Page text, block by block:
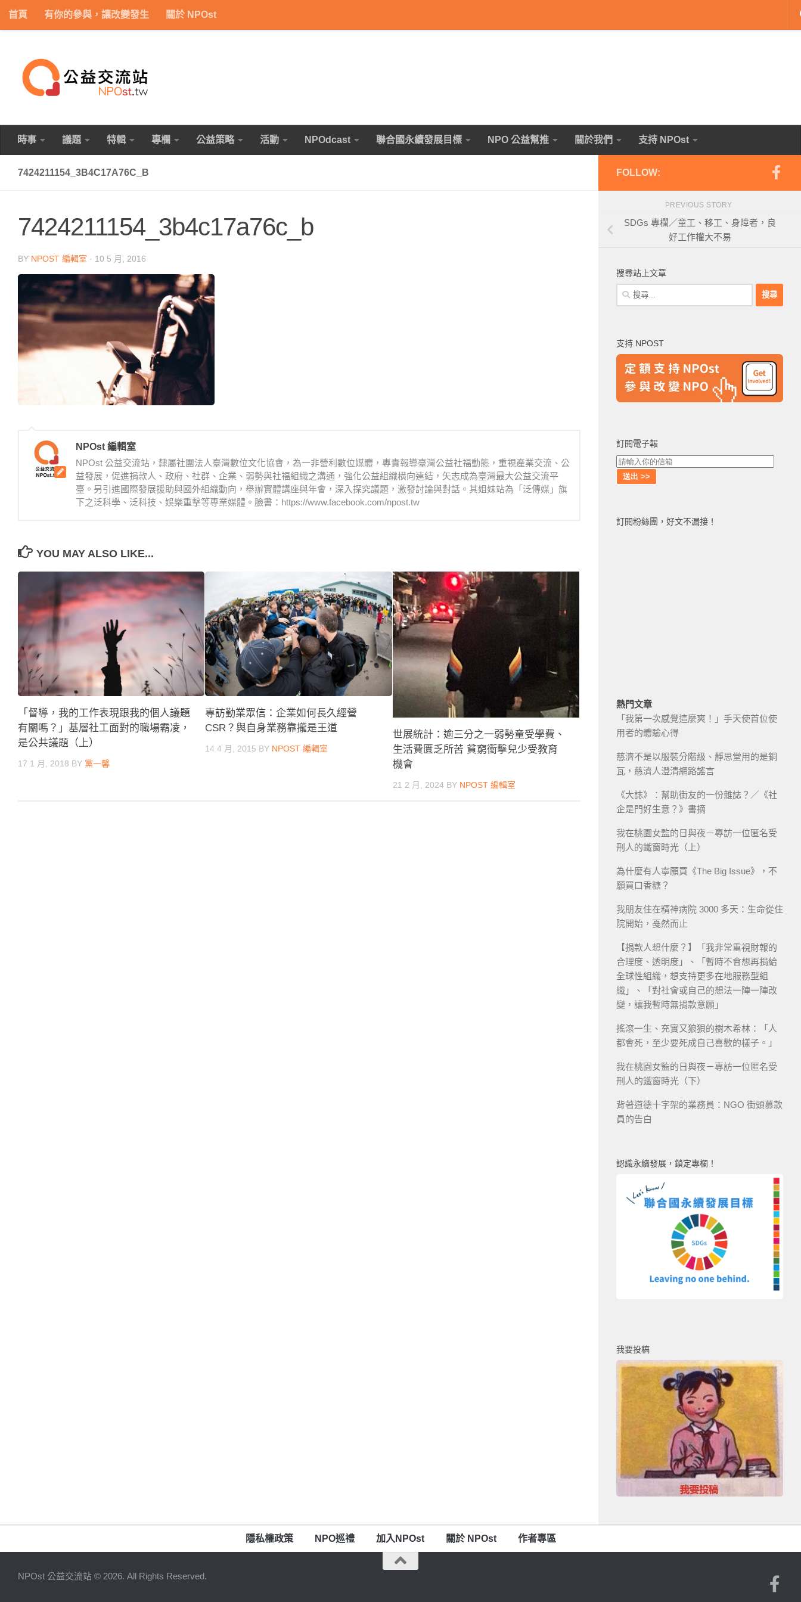
Skip to content
首頁 有你的參與，讓改變發生 關於 NPOst
時事 議題 特輯 專欄 公益策略 活動 NPOdcast 聯合國永續發展目標 NPO 公益幫推 關於我們 支持 NPOst
7424211154_3B4C17A76C_B
7424211154_3b4c17a76c_b
BY NPOST 編輯室 · 10 5 月, 2016
NPOst 編輯室
NPOst 公益交流站，隸屬社團法人臺灣數位文化協會，為一非營利數位媒體，專責報導臺灣公益社福動態，重視產業交流、公
益發展，促進捐款人、政府、社群、企業、弱勢與社福組織之溝通，強化公益組織橫向連結，矢志成為臺灣最大公益交流平
臺。另引進國際發展援助與國外組織動向，舉辦實體講座與年會，深入探究議題，激發討論與對話。其姐妹站為「泛傳媒」旗
下之泛科學、泛科技、娛樂重擊等專業媒體。臉書：https://www.facebook.com/npost.tw
YOU MAY ALSO LIKE...
「督導，我的工作表現跟我的個人議題
有關嗎？」基層社工面對的職場霸凌，
是公共議題（上）
17 1 月, 2018 BY 黨一馨
專訪勤業眾信：企業如何長久經營
CSR？與自身業務靠攏是王道
14 4 月, 2015 BY NPOST 編輯室
世展統計：逾三分之一弱勢童受學費、
生活費匱乏所苦 貧窮衝擊兒少受教育
機會
21 2 月, 2024BY NPOST 編輯室
FOLLOW:
PREVIOUS STORY
SDGs 專欄／童工、移工、身障者，良
好工作權大不易
搜尋站上文章
搜
尋
字:
支持 NPOST
訂閱電子報
訂閱粉絲團，好文不漏接！
熱門文章
「我第一次感覺這麼爽！」手天使首位使
用者的體驗心得
慈濟不是以服裝分階級、靜思堂用的是銅
瓦，慈濟人澄清網路謠言
《大誌》：幫助街友的一份雜誌？／《社
企是門好生意？》書摘
我在桃園女監的日與夜－專訪一位匿名受
刑人的鐵窗時光（上）
為什麼有人寧願買《The Big Issue》，不
願買口香糖？
我朋友住在精神病院 3000 多天：生命從住
院開始，戞然而止
【捐款人想什麼？】「我非常重視財報的
合理度、透明度」、「暫時不會想再捐給
全球性組織，想支持更多在地服務型組
織」、「對社會或自己的想法一陣一陣改
變，讓我暫時無捐款意願」
搖滾一生、充實又狼狽的樹木希林：「人
都會死，至少要死成自己喜歡的樣子。」
我在桃園女監的日與夜－專訪一位匿名受
刑人的鐵窗時光（下）
背著道德十字架的業務員：NGO 街頭募款
員的告白
認識永續發展，鎖定專欄！
我要投稿
隱私權政策 NPO巡禮 加入NPOst 關於 NPOst 作者專區
NPOst 公益交流站 © 2026. All Rights Reserved.